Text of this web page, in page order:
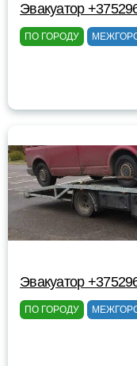
Эвакуатор
ПО ГОРОДУ
Эвакуатор
ПО ГОРОДУ